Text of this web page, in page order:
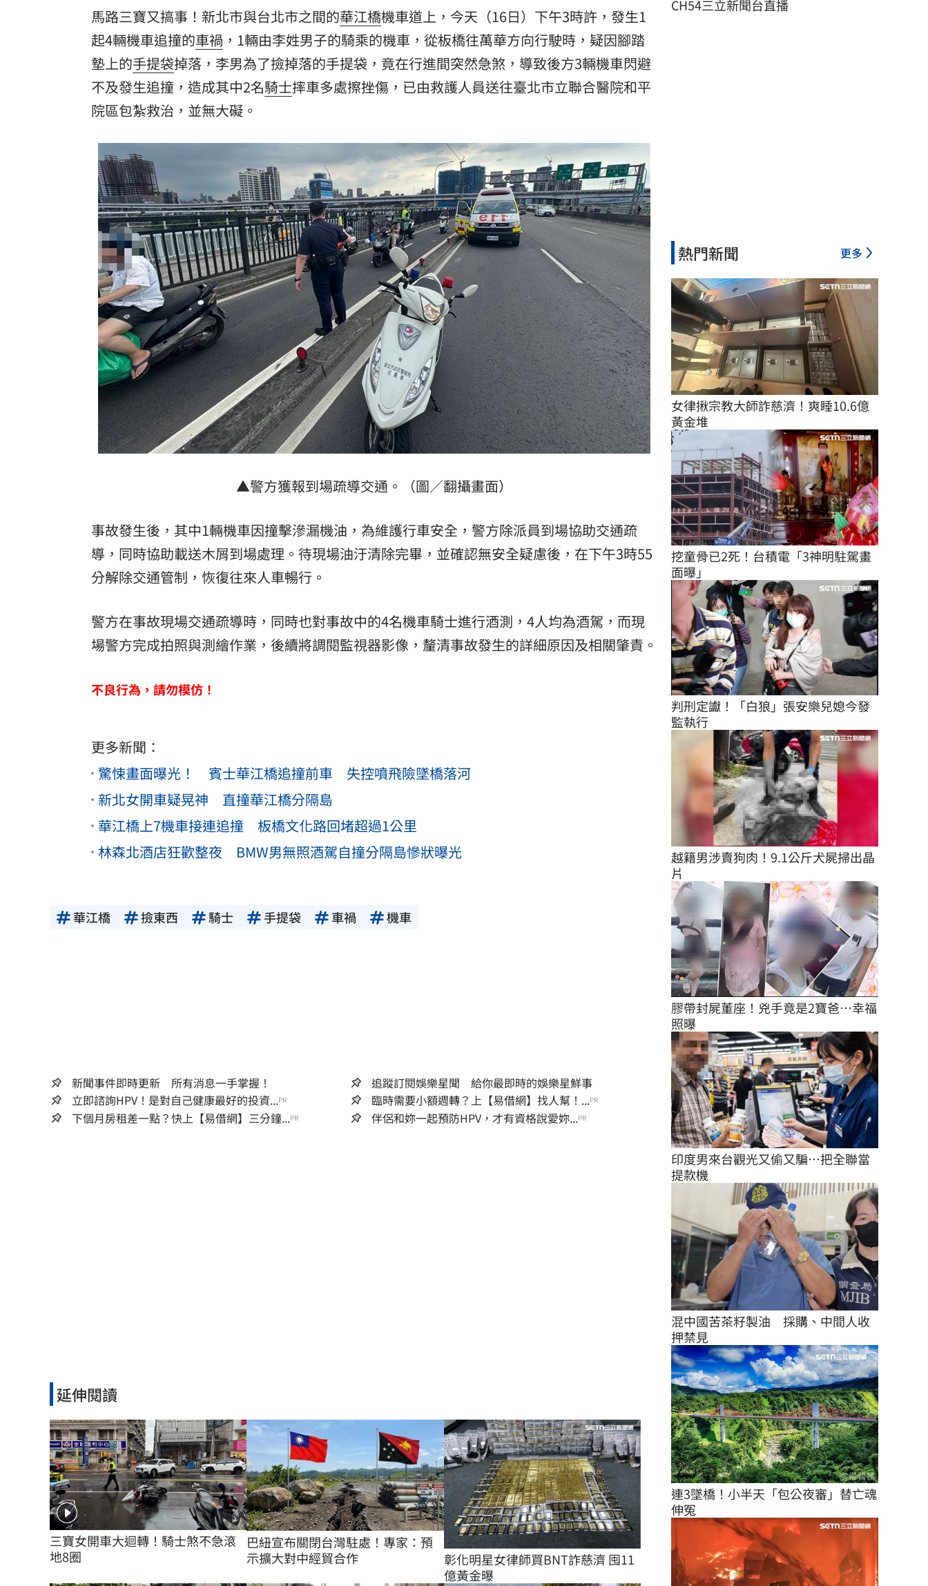
馬路三寶又搞事！新北市與台北市之間的華江橋機車道上，今天（16日）下午3時許，發生1
起4輛機車追撞的車禍 ，1輛由李姓男子的騎乘的機車，從板橋往萬華方向行駛時，疑因腳踏
墊上的手提袋掉落，李男為了撿掉落的手提袋，竟在行進間突然急煞，導致後方3輛機車閃避
不及發生追撞，造成其中2名騎士摔車多處擦挫傷，已由救護人員送往臺北市立聯合醫院和平
院區包紮救治，並無大礙。
▲警方獲報到場疏導交通。（圖／翻攝畫面）
事故發生後，其中1輛機車因撞擊滲漏機油，為維護行車安全，警方除派員到場協助交通疏
導，同時協助載送木屑到場處理。待現場油汙清除完畢，並確認無安全疑慮後，在下午3時55
分解除交通管制，恢復往來人車暢行。
警方在事故現場交通疏導時，同時也對事故中的4名機車騎士進行酒測，4人均為酒駕，而現
場警方完成拍照與測繪作業，後續將調閱監視器影像，釐清事故發生的詳細原因及相關肇責。
不良行為，請勿模仿！
更多新聞：
驚悚畫面曝光！ 賓士華江橋追撞前車 失控噴飛險墜橋落河
新北女開車疑晃神 直撞華江橋分隔島
華江橋上7機車接連追撞 板橋文化路回堵超過1公里
林森北酒店狂歡整夜 BMW男無照酒駕自撞分隔島慘狀曝光
華江橋 撿東西 騎士 手提袋 車禍 機車
新聞事件即時更新 所有消息一手掌握！
追蹤訂閱娛樂星聞 給你最即時的娛樂星鮮事
立即諮詢HPV！是對自己健康最好的投資...PR 臨時需要小額週轉？上【易借網】找人幫！...PR
下個月房租差一點？快上【易借網】三分鐘...PR 伴侶和妳一起預防HPV，才有資格說愛妳...PR
延伸閱讀
三寶女開車大迴轉！騎士煞不急滾
地8圈
巴紐宣布關閉台灣駐處！專家：預
示擴大對中經貿合作
彰化明星女律師買BNT詐慈濟 囤11
億黃金曝
CH54三立新聞台直播
熱門新聞 更多
女律揪宗教大師詐慈濟！爽睡10.6億
黃金堆
挖童骨已2死！台積電「3神明駐駕畫
面曝」
判刑定讞！「白狼」張安樂兒媳今發
監執行
越籍男涉賣狗肉！9.1公斤犬屍掃出晶
片
膠帶封屍董座！兇手竟是2寶爸…幸福
照曝
印度男來台觀光又偷又騙…把全聯當
提款機
混中國苦茶籽製油　採購、中間人收
押禁見
連3墜橋！小半天「包公夜審」替亡魂
伸冤